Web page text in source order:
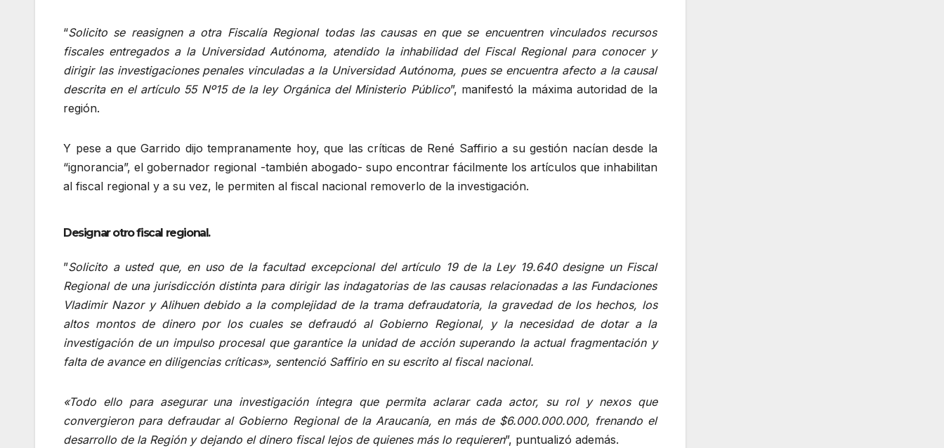
“Solicito se reasignen a otra Fiscalía Regional todas las causas en que se encuentren vinculados recursos
fiscales entregados a la Universidad Autónoma, atendido la inhabilidad del Fiscal Regional para conocer y
dirigir las investigaciones penales vinculadas a la Universidad Autónoma, pues se encuentra afecto a la causal
descrita en el artículo 55 Nº15 de la ley Orgánica del Ministerio Público”, manifestó la máxima autoridad de la
región.
Y pese a que Garrido dijo tempranamente hoy, que las críticas de René Saffirio a su gestión nacían desde la
“ignorancia”, el gobernador regional -también abogado- supo encontrar fácilmente los artículos que inhabilitan
al fiscal regional y a su vez, le permiten al fiscal nacional removerlo de la investigación.
Designar otro fiscal regional.
”Solicito a usted que, en uso de la facultad excepcional del artículo 19 de la Ley 19.640 designe un Fiscal
Regional de una jurisdicción distinta para dirigir las indagatorias de las causas relacionadas a las Fundaciones
Vladimir Nazor y Alihuen debido a la complejidad de la trama defraudatoria, la gravedad de los hechos, los
altos montos de dinero por los cuales se defraudó al Gobierno Regional, y la necesidad de dotar a la
investigación de un impulso procesal que garantice la unidad de acción superando la actual fragmentación y
falta de avance en diligencias críticas», sentenció Saffirio en su escrito al fiscal nacional.
«Todo ello para asegurar una investigación íntegra que permita aclarar cada actor, su rol y nexos que
convergieron para defraudar al Gobierno Regional de la Araucanía, en más de $6.000.000.000, frenando el
desarrollo de la Región y dejando el dinero fiscal lejos de quienes más lo requieren”, puntualizó además.